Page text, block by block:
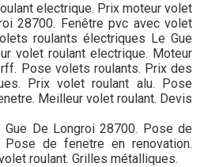
electrique. Prix moteur volet
28700. Fenêtre pvc avec volet
roulants électriques Le Gue
volet roulant electrique. Moteur
Pose volets roulants. Prix des
Prix volet roulant alu. Pose
Meilleur volet roulant. Devis
Gue De Longroi 28700. Pose de
de fenetre en renovation.
roulant. Grilles métalliques.